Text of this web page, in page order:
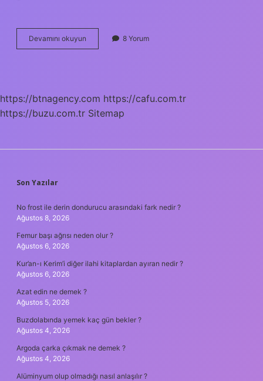
Devamını okuyun
Yılı
8 Yorum
https://btnagency.com https://cafu.com.tr
https://buzu.com.tr Sitemap
SIDEBAR
Son Yazılar
No frost ile derin dondurucu arasındaki fark nedir ?
Ağustos 8, 2026
Femur başı ağrısı neden olur ?
Ağustos 6, 2026
Kur’an-ı Kerim’i diğer ilahi kitaplardan ayıran nedir ?
Ağustos 6, 2026
Azat edin ne demek ?
Ağustos 5, 2026
Buzdolabında yemek kaç gün bekler ?
Ağustos 4, 2026
Argoda çarka çıkmak ne demek ?
Ağustos 4, 2026
Alüminyum olup olmadığı nasıl anlaşılır ?